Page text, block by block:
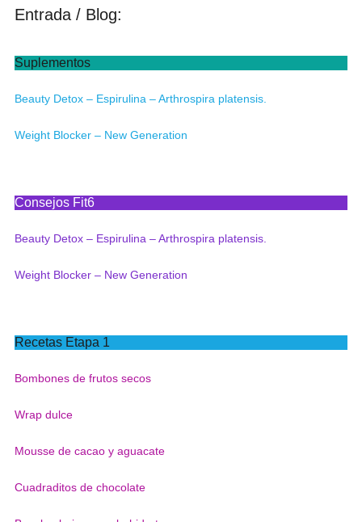
Entrada / Blog:
Suplementos
Beauty Detox – Espirulina – Arthrospira platensis.
Weight Blocker – New Generation
Consejos Fit6
Beauty Detox – Espirulina – Arthrospira platensis.
Weight Blocker – New Generation
Recetas Etapa 1
Bombones de frutos secos
Wrap dulce
Mousse de cacao y aguacate
Cuadraditos de chocolate